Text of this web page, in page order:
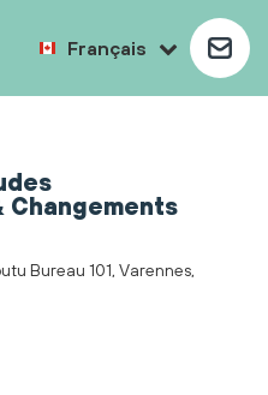
Français
Changements
Bureau 101, Varennes,